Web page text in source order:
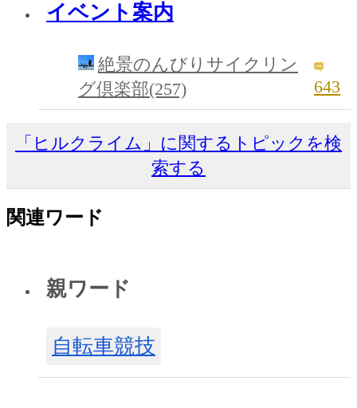
イベント案内
絶景のんびりサイクリン
グ倶楽部(257)
643
「ヒルクライム」に関するトピックを検
索する
関連ワード
親ワード
自転車競技